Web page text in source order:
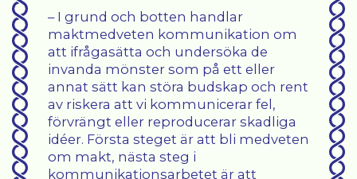
– I grund och botten handlar
maktmedveten kommunikation om
att ifrågasätta och undersöka de
invanda mönster som på ett eller
annat sätt kan störa budskap och rent
av riskera att vi kommunicerar fel,
förvrängt eller reproducerar skadliga
idéer. Första steget är att bli medveten
om makt, nästa steg i
kommunikationsarbetet är att